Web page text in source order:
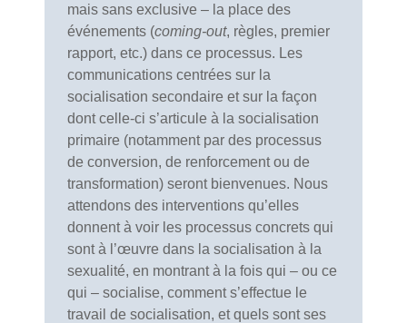
mais sans exclusive – la place des
événements (coming-out, règles, premier
rapport, etc.) dans ce processus. Les
communications centrées sur la
socialisation secondaire et sur la façon
dont celle-ci s’articule à la socialisation
primaire (notamment par des processus
de conversion, de renforcement ou de
transformation) seront bienvenues. Nous
attendons des interventions qu’elles
donnent à voir les processus concrets qui
sont à l’œuvre dans la socialisation à la
sexualité, en montrant à la fois qui – ou ce
qui – socialise, comment s’effectue le
travail de socialisation, et quels sont ses